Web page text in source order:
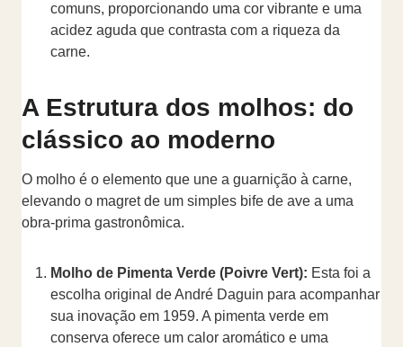
comuns, proporcionando uma cor vibrante e uma
acidez aguda que contrasta com a riqueza da
carne.
A Estrutura dos molhos: do
clássico ao moderno
O molho é o elemento que une a guarnição à carne,
elevando o magret de um simples bife de ave a uma
obra-prima gastronômica.
Molho de Pimenta Verde (Poivre Vert): Esta foi a
escolha original de André Daguin para acompanhar
sua inovação em 1959. A pimenta verde em
conserva oferece um calor aromático e uma